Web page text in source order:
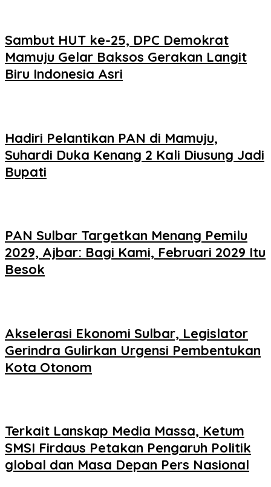
Sambut HUT ke-25, DPC Demokrat
Mamuju Gelar Baksos Gerakan Langit
Biru Indonesia Asri
Hadiri Pelantikan PAN di Mamuju,
Suhardi Duka Kenang 2 Kali Diusung Jadi
Bupati
PAN Sulbar Targetkan Menang Pemilu
2029, Ajbar: Bagi Kami, Februari 2029 Itu
Besok
Akselerasi Ekonomi Sulbar, Legislator
Gerindra Gulirkan Urgensi Pembentukan
Kota Otonom
Terkait Lanskap Media Massa, Ketum
SMSI Firdaus Petakan Pengaruh Politik
global dan Masa Depan Pers Nasional